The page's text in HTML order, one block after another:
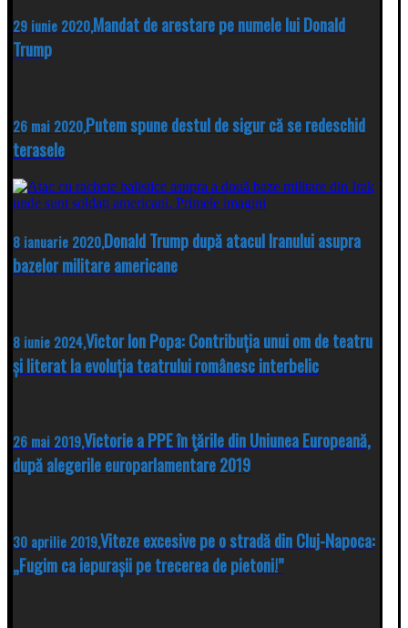
29 iunie 2020,Mandat de arestare pe numele lui Donald
Trump
26 mai 2020,Putem spune destul de sigur că se redeschid
terasele
8 ianuarie 2020,Donald Trump după atacul Iranului asupra
bazelor militare americane
8 iunie 2024,Victor Ion Popa: Contribuția unui om de teatru
și literat la evoluția teatrului românesc interbelic
26 mai 2019,Victorie a PPE în ţările din Uniunea Europeană,
după alegerile europarlamentare 2019
30 aprilie 2019,Viteze excesive pe o stradă din Cluj-Napoca:
„Fugim ca iepurașii pe trecerea de pietoni!”